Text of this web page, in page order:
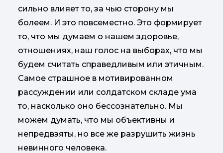
сильно влияет то, за чью сторону мы
болеем. И это повсеместно. Это формирует
то, что мы думаем о нашем здоровье,
отношениях, наш голос на выборах, что мы
будем считать справедливым или этичным.
Самое страшное в мотивированном
рассуждении или солдатском складе ума
то, насколько оно бессознательно. Мы
можем думать, что мы объективны и
непредвзяты, но все же разрушить жизнь
невинного человека.